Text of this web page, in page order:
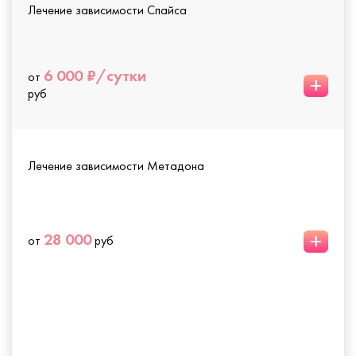
Лечение зависимости Спайса
от 6 000 ₽/сутки
руб +
Лечение зависимости Метадона
от 28 000руб +